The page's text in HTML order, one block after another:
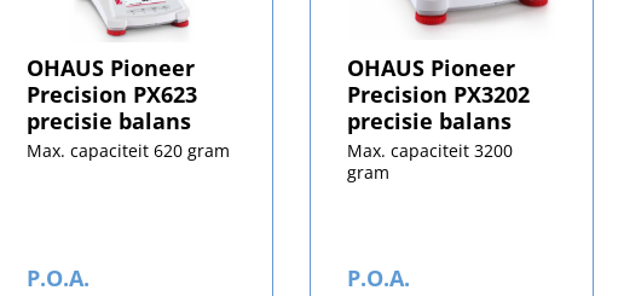
OHAUS Pioneer
Precision PX623
precisie balans
Max. capaciteit 620 gram
P.O.A.
OHAUS Pioneer
Precision PX3202
precisie balans
Max. capaciteit 3200
gram
P.O.A.